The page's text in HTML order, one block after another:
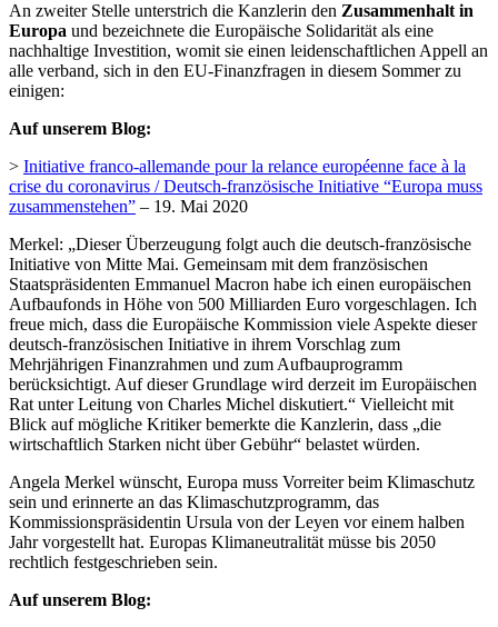
An zweiter Stelle unterstrich die Kanzlerin den Zusammenhalt in
Europa und bezeichnete die Europäische Solidarität als eine
nachhaltige Investition, womit sie einen leidenschaftlichen Appell an
alle verband, sich in den EU-Finanzfragen in diesem Sommer zu
einigen:
Auf unserem Blog:
> Initiative franco-allemande pour la relance européenne face à la
crise du coronavirus / Deutsch-französische Initiative “Europa muss
zusammenstehen” – 19. Mai 2020
Merkel: „Dieser Überzeugung folgt auch die deutsch-französische
Initiative von Mitte Mai. Gemeinsam mit dem französischen
Staatspräsidenten Emmanuel Macron habe ich einen europäischen
Aufbaufonds in Höhe von 500 Milliarden Euro vorgeschlagen. Ich
freue mich, dass die Europäische Kommission viele Aspekte dieser
deutsch-französischen Initiative in ihrem Vorschlag zum
Mehrjährigen Finanzrahmen und zum Aufbauprogramm
berücksichtigt. Auf dieser Grundlage wird derzeit im Europäischen
Rat unter Leitung von Charles Michel diskutiert.“ Vielleicht mit
Blick auf mögliche Kritiker bemerkte die Kanzlerin, dass „die
wirtschaftlich Starken nicht über Gebühr“ belastet würden.
Angela Merkel wünscht, Europa muss Vorreiter beim Klimaschutz
sein und erinnerte an das Klimaschutzprogramm, das
Kommissionspräsidentin Ursula von der Leyen vor einem halben
Jahr vorgestellt hat. Europas Klimaneutralität müsse bis 2050
rechtlich festgeschrieben sein.
Auf unserem Blog: